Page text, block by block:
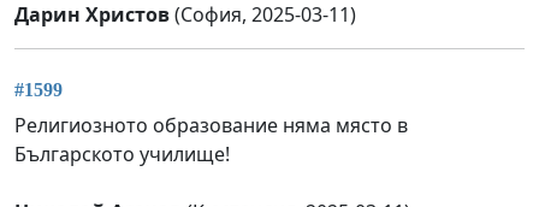
Дарин Христов(София, 2025-03-11)
#1599
Религиозното образование няма място в
Българското училище!